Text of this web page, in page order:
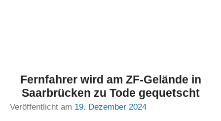
Fernfahrer wird am ZF-Gelände in
Saarbrücken zu Tode gequetscht
Veröffentlicht am 19. Dezember 2024